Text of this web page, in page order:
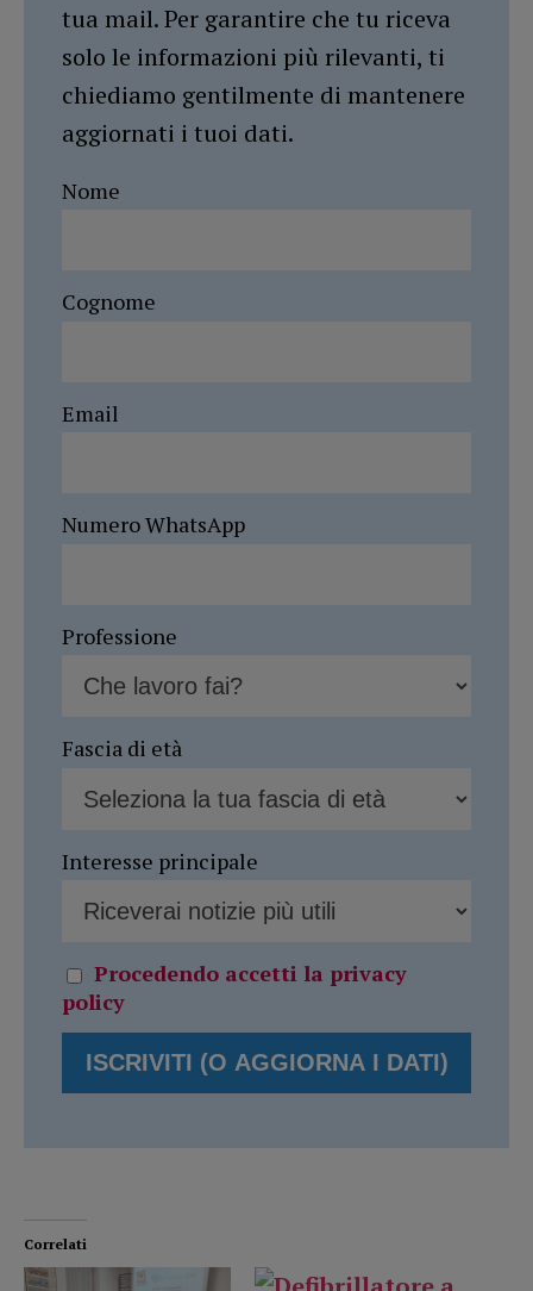
tua mail. Per garantire che tu riceva
solo le informazioni più rilevanti, ti
chiediamo gentilmente di mantenere
aggiornati i tuoi dati.
Nome
Cognome
Email
Numero WhatsApp
Professione
Fascia di età
Interesse principale
Procedendo accetti la privacy
policy
Correlati